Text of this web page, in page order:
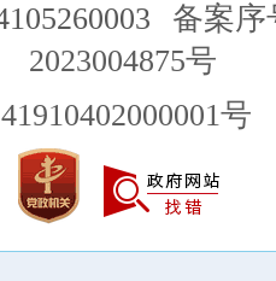
备案序
2023004875号
号